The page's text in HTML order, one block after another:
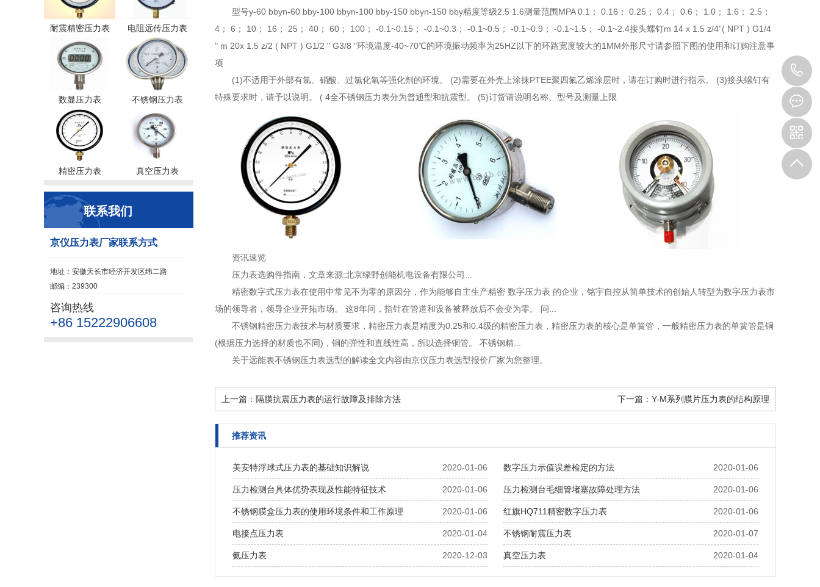
耐震精密压力表 电阻远传压力表
数显压力表 不锈钢压力表
精密压力表 真空压力表
联系我们
京仪压力表厂家联系方式
地址：安徽天长市经济开发区纬二路
邮编：239300
咨询热线
+86 15222906608
型号y-60 bbyn-60 bby-100 bbyn-100 bby-150 bbyn-150 bby精度等级2.5 1.6测量范围MPA 0.1； 0.16； 0.25； 0.4； 0.6； 1.0； 1.6； 2.5；
4； 6； 10； 16； 25； 40； 60； 100； -0.1~0.15； -0.1~0.3； -0.1~0.5； -0.1~0.9； -0.1~1.5； -0.1~2.4接头螺钉m 14 x 1.5 z/4”( NPT ) G1/4
" m 20x 1.5 z/2 ( NPT ) G1/2 " G3/8 "环境温度-40~70℃的环境振动频率为25HZ以下的环路宽度较大的1MM外形尺寸请参照下图的使用和订购注意事
项
(1)不适用于外部有氯、硝酸、过氯化氧等强化剂的环境。 (2)需要在外壳上涂抹PTEE聚四氟乙烯涂层时，请在订购时进行指示。 (3)接头螺钉有
特殊要求时，请予以说明。 ( 4全不锈钢压力表分为普通型和抗震型。 (5)订货请说明名称、型号及测量上限
资讯速览
压力表选购件指南 ，文章来源:北京绿野创能机电设备有限公司...
精密数字式压力表在使用中常见不为零的原因分 ，作为能够自主生产精密 数字压力表 的企业，铭宇自控从简单技术的创始人转型为数字压力表市
场的领导者，领导企业开拓市场。 这8年间，指针在管道和设备被释放后不会变为零。 问...
不锈钢精密压力表技术与材质要求 ，精密压力表是精度为0.25和0.4级的精密压力表，精密压力表的核心是单簧管，一般精密压力表的单簧管是铜
(根据压力选择的材质也不同)，铜的弹性和直线性高，所以选择铜管。 不锈钢精...
关于远能表不锈钢压力表选型的解读全文内容由京仪压力表选型报价厂家为您整理。
上一篇： 隔膜抗震压力表的运行故障及排除方法 下一篇： Y-M系列膜片压力表的结构原理
推荐资讯
2020-01-06
美安特浮球式压力表的基础知识解说 2020-01-06
数字压力示值误差检定的方法
2020-01-06
压力检测台具体优势表现及性能特征技术 2020-01-06
压力检测台毛细管堵塞故障处理方法
2020-01-06
不锈钢膜盒压力表的使用环境条件和工作原理 2020-01-06
红旗HQ711精密数字压力表
2020-01-04
电接点压力表 2020-01-07
不锈钢耐震压力表
2020-12-03
氨压力表 2020-01-04
真空压力表